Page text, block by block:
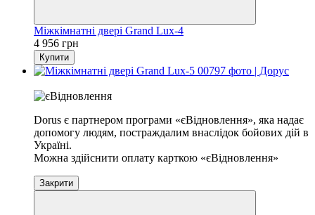
Міжкімнатні двері Grand Lux-4
4 956 грн
Купити
Dorus є партнером програми «єВідновлення», яка надає
допомогу людям, постраждалим внаслідок бойових дій в
Україні.
Можна здійснити оплату карткою «єВідновлення»
Закрити